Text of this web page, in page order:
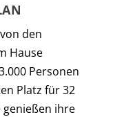
den
Hause
Personen
Platz für 32
genießen ihre